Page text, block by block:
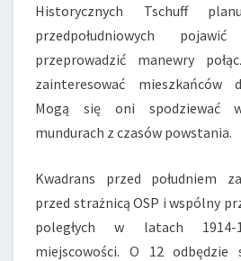
Historycznych Tschuff
przedpołudniowych
przeprowadzić manewry
zainteresować mieszkańców
Mogą się oni spodziewać
mundurach z czasów powstania.
Kwadrans przed południem
przed strażnicą OSP i wspólny
poległych w latach 1914-
miejscowości. O 12 odbędzie